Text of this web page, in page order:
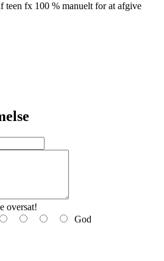
teen fx 100 % manuelt for at afgive
oversat!
God